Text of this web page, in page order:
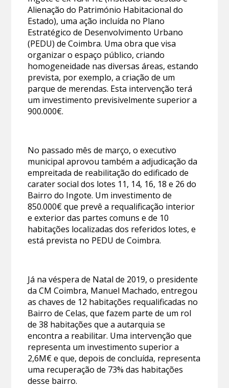
Alienação do Património Habitacional do
Estado), uma ação incluída no Plano
Estratégico de Desenvolvimento Urbano
(PEDU) de Coimbra. Uma obra que visa
organizar o espaço público, criando
homogeneidade nas diversas áreas, estando
prevista, por exemplo, a criação de um
parque de merendas. Esta intervenção terá
um investimento previsivelmente superior a
900.000€.
No passado mês de março, o executivo
municipal aprovou também a adjudicação da
empreitada de reabilitação do edificado de
carater social dos lotes 11, 14, 16, 18 e 26 do
Bairro do Ingote. Um investimento de
850.000€ que prevê a requalificação interior
e exterior das partes comuns e de 10
habitações localizadas dos referidos lotes, e
está prevista no PEDU de Coimbra.
Já na véspera de Natal de 2019, o presidente
da CM Coimbra, Manuel Machado, entregou
as chaves de 12 habitações requalificadas no
Bairro de Celas, que fazem parte de um rol
de 38 habitações que a autarquia se
encontra a reabilitar. Uma intervenção que
representa um investimento superior a
2,6M€ e que, depois de concluída, representa
uma recuperação de 73% das habitações
desse bairro.